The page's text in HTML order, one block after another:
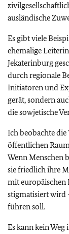
ausländische
Es gibt viele
ehemalige
Jekaterinburg
durch regionale
Initiatoren und
gerät, sondern
die sowjetische
Ich beobachte die
öffentlichen
Wenn Menschen
sie friedlich ihre
mit europäischen
stigmatisiert wird
führen soll.
Es kann kein